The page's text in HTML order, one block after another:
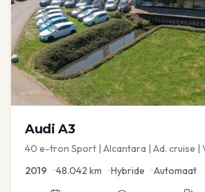
Audi A3
40 e-tron Sport | Alcantara | Ad. cruise |
2019 •48.042 km •Hybride •Automaat